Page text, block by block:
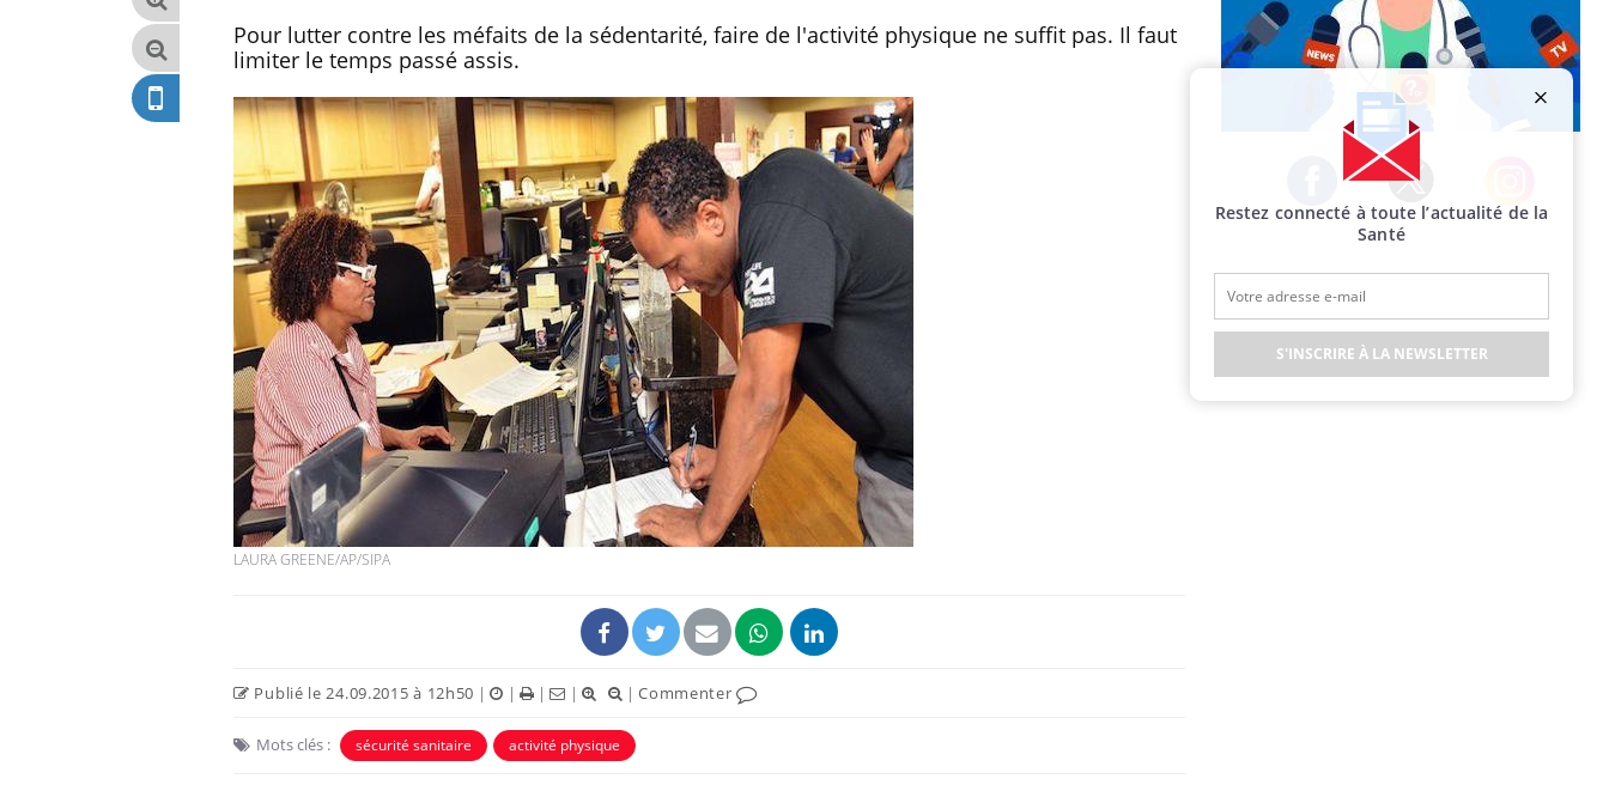
Pour lutter contre les méfaits de la sédentarité, faire de l'activité physique ne suffit pas. Il faut
limiter le temps passé assis.
LAURA GREENE/AP/SIPA
Publié le 24.09.2015 à 12h50 | | | | |Commenter
Mots clés : sécurité sanitaire activité physique
Facebook Twitter Instagram
Restez connecté à toute l’actualité de la
Santé
S'INSCRIRE À LA NEWSLETTER